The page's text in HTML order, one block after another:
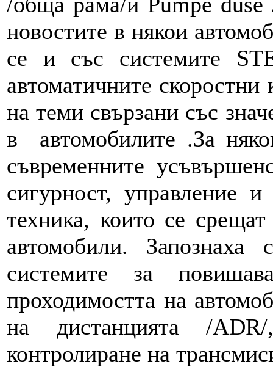
новостите в някои
се и със системите
автоматичните
на теми свързани със
в автомобилите .За
съвременните
сигурност, управление
техника, които се
автомобили.
системите за
проходимостта на
на дистанцията /
контролиране на